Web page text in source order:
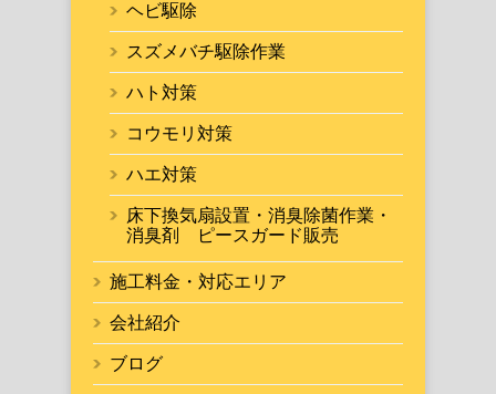
ヘビ駆除
スズメバチ駆除作業
ハト対策
コウモリ対策
ハエ対策
床下換気扇設置・消臭除菌作業・
消臭剤 ピースガード販売
施工料金・対応エリア
会社紹介
ブログ